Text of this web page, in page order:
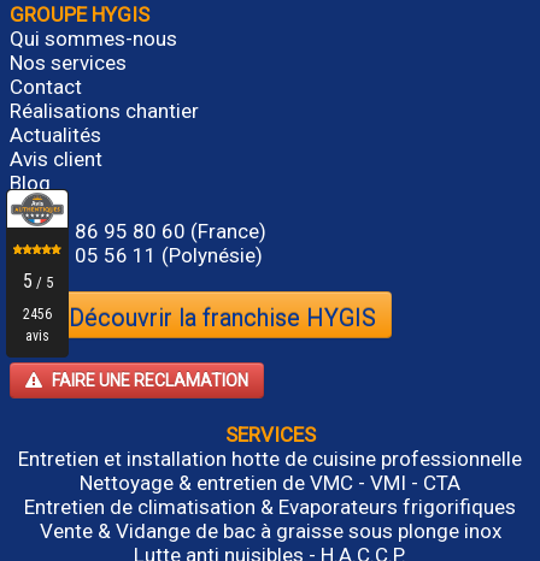
GROUPE HYGIS
Qui sommes-nous
Nos services
Contact
Réalisations chantier
Actualités
Avis client
Blog
Tél.01 86 95 80 60 (France)
Tel. 87 05 56 11 (Polynésie)
Découvrir la franchise HYGIS
FAIRE UNE RECLAMATION
SERVICES
Entretien et installation hotte de cuisine professionnelle
Nettoyage & entretien de VMC - VMI - CTA
Entretien de climatisation & Evaporateurs frigorifiques
Vente & Vidange de bac à graisse sous plonge inox
Lutte anti nuisibles - H.A.C.C.P.